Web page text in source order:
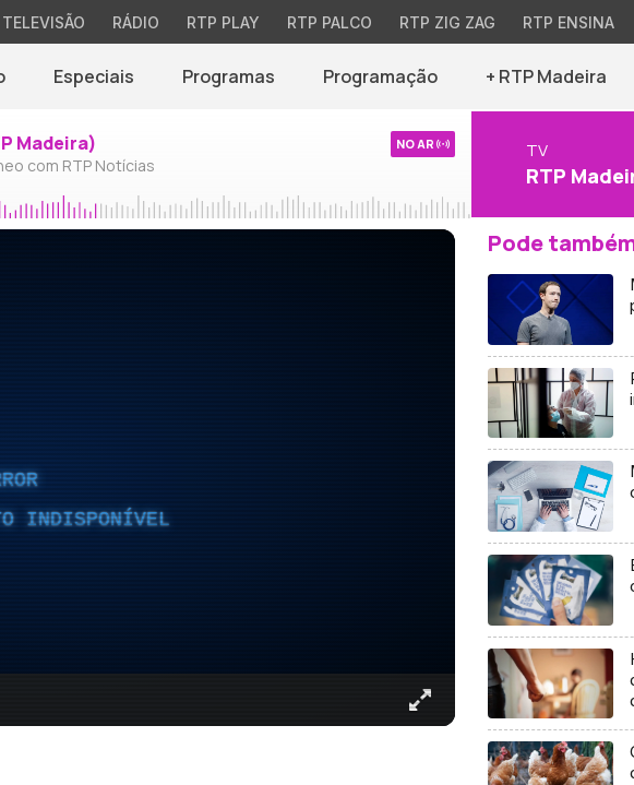
TELEVISÃO RÁDIO RTP PLAY RTP PALCO RTP ZIG ZAG RTP ENSINA
Especiais Programas Programação + RTP Madeira
Madeira)
com RTP Notícias
NO AR TV
RTP
INDISPONÍVEL
Pode